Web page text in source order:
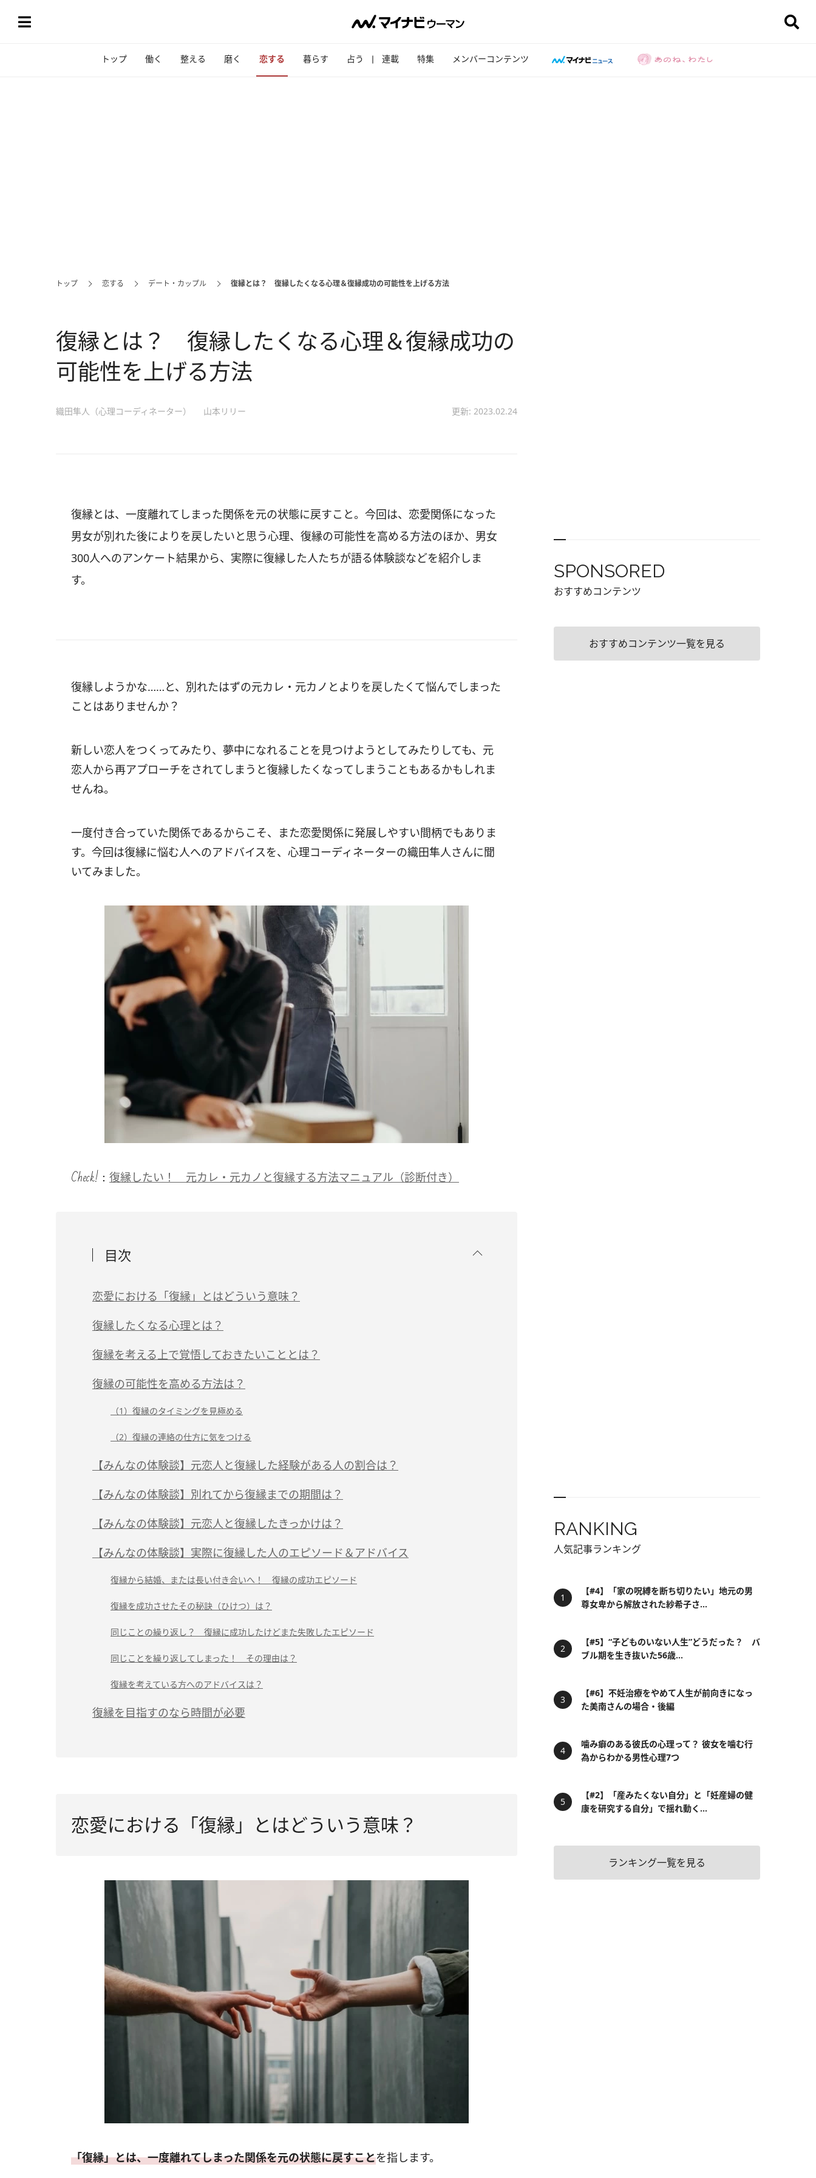
トップ 働く 整える 磨く 恋する 暮らす 占う 連載 特集 メンバーコンテンツ
トップ 恋する デート・カップル 復縁とは？ 復縁したくなる心理＆復縁成功の可能性を上げる方法
復縁とは？ 復縁したくなる心理＆復縁成功の
可能性を上げる方法
織田隼人（心理コーディネーター） 山本リリー 更新: 2023.02.24
復縁とは、一度離れてしまった関係を元の状態に戻すこと。今回は、恋愛関係になった
男女が別れた後によりを戻したいと思う心理、復縁の可能性を高める方法のほか、男女
300人へのアンケート結果から、実際に復縁した人たちが語る体験談などを紹介しま
す。
復縁しようかな……と、別れたはずの元カレ・元カノとよりを戻したくて悩んでしまった
ことはありませんか？
新しい恋人をつくってみたり、夢中になれることを見つけようとしてみたりしても、元
恋人から再アプローチをされてしまうと復縁したくなってしまうこともあるかもしれま
せんね。
一度付き合っていた関係であるからこそ、また恋愛関係に発展しやすい間柄でもありま
す。今回は復縁に悩む人へのアドバイスを、心理コーディネーターの織田隼人さんに聞
いてみました。
Check!： 復縁したい！ 元カレ・元カノと復縁する方法マニュアル（診断付き）
目次
恋愛における「復縁」とはどういう意味？
復縁したくなる心理とは？
復縁を考える上で覚悟しておきたいこととは？
復縁の可能性を高める方法は？
（1）復縁のタイミングを見極める
（2）復縁の連絡の仕方に気をつける
【みんなの体験談】元恋人と復縁した経験がある人の割合は？
【みんなの体験談】別れてから復縁までの期間は？
【みんなの体験談】元恋人と復縁したきっかけは？
【みんなの体験談】実際に復縁した人のエピソード＆アドバイス
復縁から結婚、または長い付き合いへ！ 復縁の成功エピソード
復縁を成功させたその秘訣（ひけつ）は？
同じことの繰り返し？ 復縁に成功したけどまた失敗したエピソード
同じことを繰り返してしまった！ その理由は？
復縁を考えている方へのアドバイスは？
復縁を目指すのなら時間が必要
恋愛における「復縁」とはどういう意味？
「復縁」とは、一度離れてしまった関係を元の状態に戻すことを指します。
SPONSORED
おすすめコンテンツ
おすすめコンテンツ一覧を見る
RANKING
人気記事ランキング
【#4】「家の呪縛を断ち切りたい」地元の男
尊女卑から解放された紗希子さ...
【#5】“子どものいない人生”どうだった？ バ
ブル期を生き抜いた56歳...
【#6】不妊治療をやめて人生が前向きになっ
た美南さんの場合・後編
噛み癖のある彼氏の心理って？ 彼女を噛む行
為からわかる男性心理7つ
【#2】「産みたくない自分」と「妊産婦の健
康を研究する自分」で揺れ動く...
ランキング一覧を見る